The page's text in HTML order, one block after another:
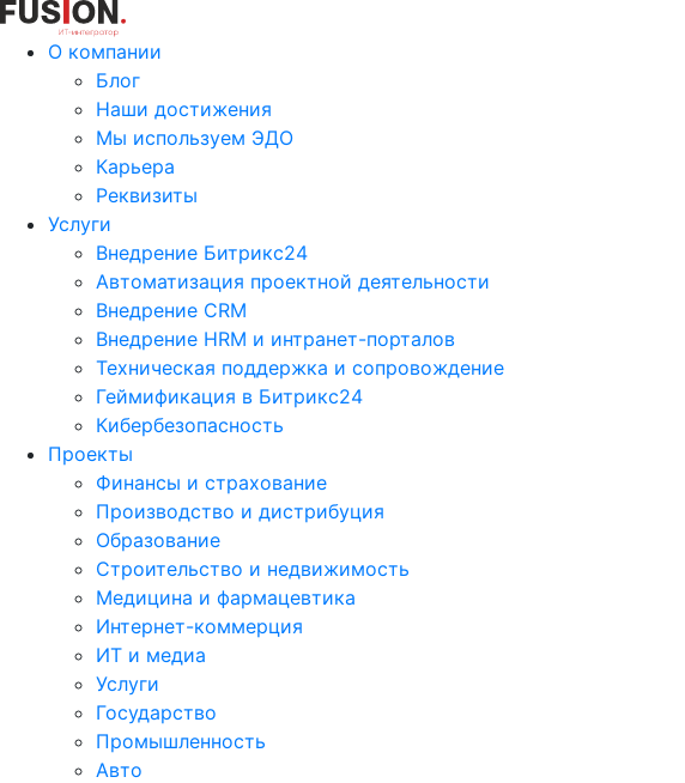
О компании
Блог
Наши достижения
Мы используем ЭДО
Карьера
Реквизиты
Услуги
Внедрение Битрикс24
Автоматизация проектной деятельности
Внедрение CRM
Внедрение HRM и интранет-порталов
Техническая поддержка и сопровождение
Геймификация в Битрикс24
Кибербезопасность
Проекты
Финансы и страхование
Производство и дистрибуция
Образование
Строительство и недвижимость
Медицина и фармацевтика
Интернет-коммерция
ИТ и медиа
Услуги
Государство
Промышленность
Авто